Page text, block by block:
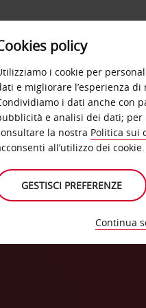
OFFERTE
policy
i cookie per
e migliorare l’esperienza
i dati anche con
e analisi dei dati;
la nostra Politica sui
all’utilizzo dei cookie.
GESTISCI PREFERENZE
Continua